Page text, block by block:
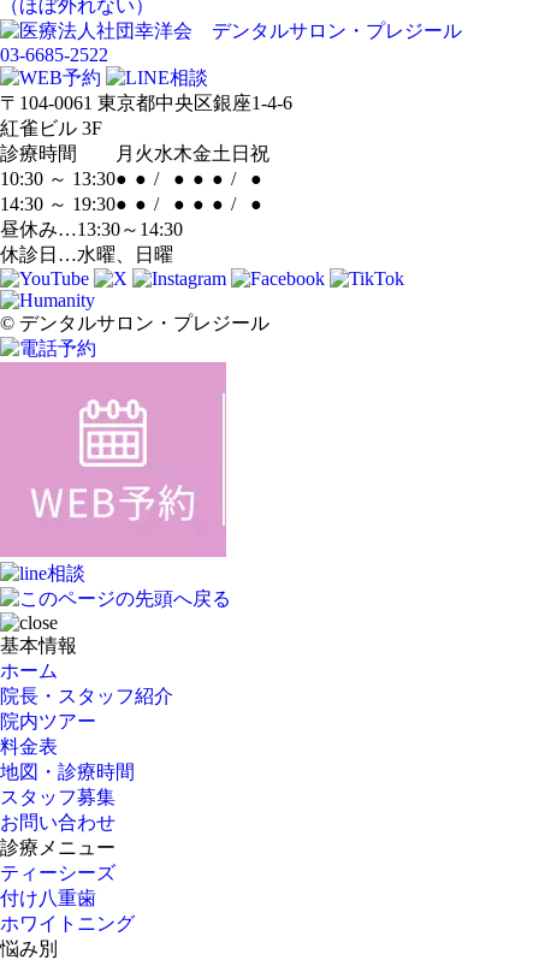
（ほぼ外れない）
03-6685-2522
〒104-0061 東京都中央区銀座1-4-6
紅雀ビル 3F
診療時間
月 火水木金土 日 祝
10:30 ～ 13:30● ● / ● ● ● /
●
14:30 ～ 19:30● ● / ● ● ● /
●
昼休み…13:30～14:30
休診日…水曜、日曜
© デンタルサロン・プレジール
基本情報
ホーム
院長・スタッフ紹介
院内ツアー
料金表
地図・診療時間
スタッフ募集
お問い合わせ
診療メニュー
ティーシーズ
付け八重歯
ホワイトニング
悩み別